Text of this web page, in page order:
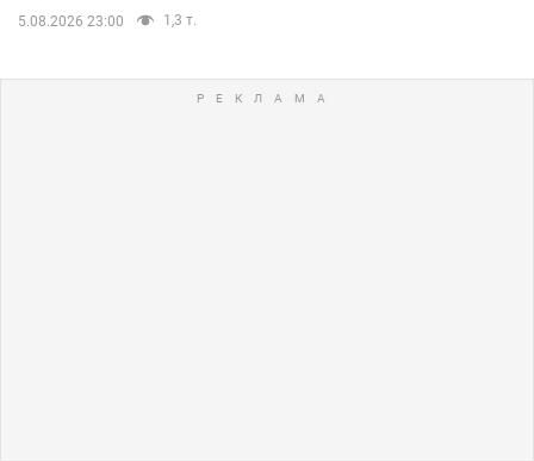
5.08.2026 23:00 1,3 т.